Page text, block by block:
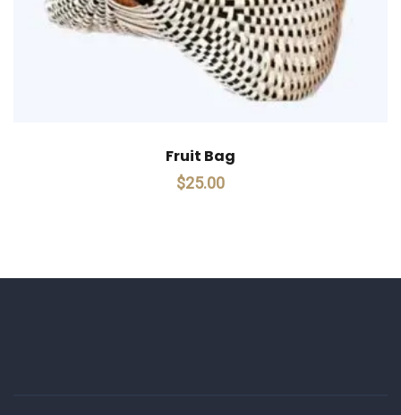
Fruit Bag
$25.00